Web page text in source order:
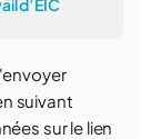
d’EIC
suivant
sur le lien